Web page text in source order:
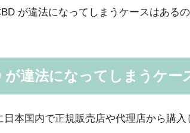
が違法になってしまうケースはある
が違法になってしまうケー
日本国内で正規販売店や代理店から購